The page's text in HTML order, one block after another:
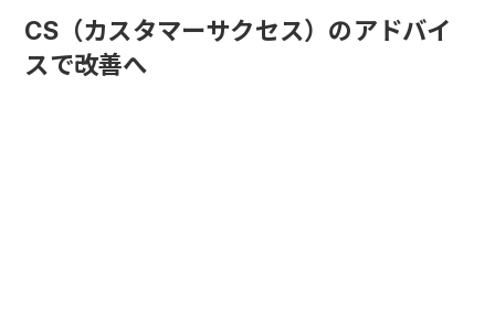
CS（カスタマーサクセス）のアドバイ
スで改善へ